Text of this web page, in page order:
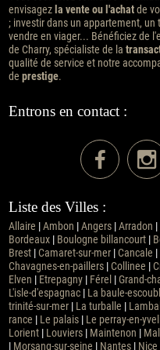
envisagezla vente ou l'achatde
; investir dans un appartement,
vendre en viager... Bénéficiez de
de Charry, spécialiste de la
qualité de service et notre
de prestige.
Entrons en contact :
Liste des Villes :
Allaire Ambon Angers| Arradon
Bordeaux| Boulogne billancourt|
Brest| Camaret-sur-mer| Cancale
Chavagnes-en-paillers| Collinee
Elven
Etrepagny| Férel| Grand-
L'isle-d'espagnac| La baule-
trinité-sur-mer| La turballe
rance
Le palais| Le perray-en-
Lorient| Louviers| Maintenon
Morsang-sur-seine Nantes| Nice